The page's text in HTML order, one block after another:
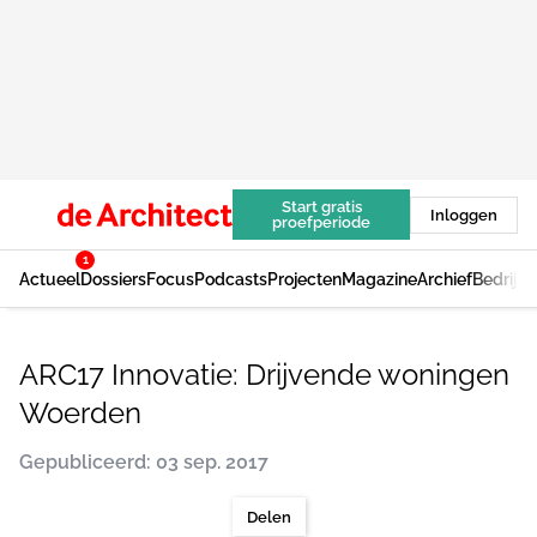
Start gratis
proefperiode
Inloggen
Actueel
1
DossiersFocusPodcastsProjectenMagazineArchief
ARC17 Innovatie: Drijvende woningen
Woerden
Gepubliceerd: 03 sep. 2017
Delen